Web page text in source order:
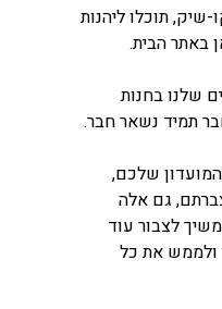
שיק, תוכלו ליהנות
באתר הבית.
שלנו בחנות
תמיד נשאר חבר.
שלכם,
גם אלה
לצבור עוד
ולממש את כל